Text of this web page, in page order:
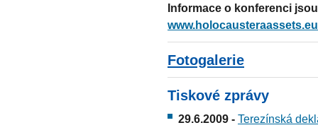
Informace o konferenci
www.holocausteraassets.eu
Fotogalerie
Tiskové zprávy
29.6.2009 - Terezínská